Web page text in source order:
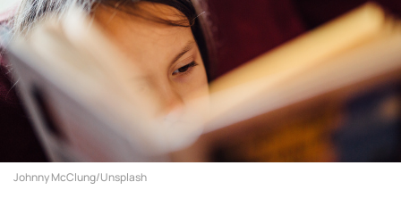
Johnny McClung/Unsplash